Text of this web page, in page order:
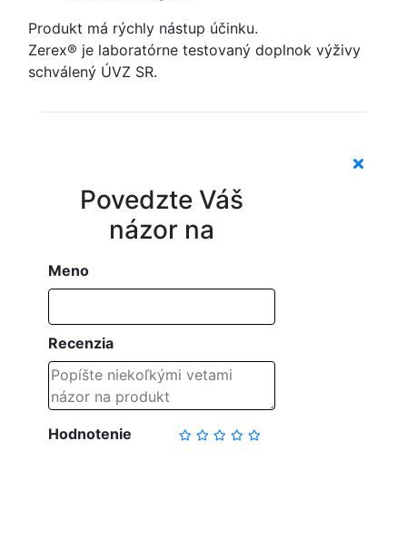
Produkt má rýchly nástup účinku.
Zerex® je laboratórne testovaný doplnok výživy
schválený ÚVZ SR.
Povedzte Váš
názor na
Meno
Recenzia
Hodnotenie